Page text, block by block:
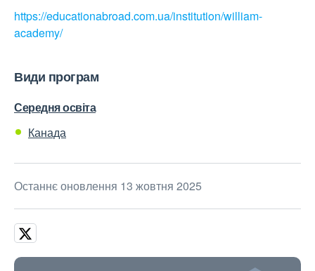
https://educationabroad.com.ua/institution/william-
academy/
Види програм
Середня освіта
Канада
Останнє оновлення 13 жовтня 2025